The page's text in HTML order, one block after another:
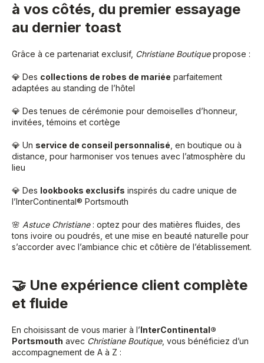
à vos côtés, du premier essayage
au dernier toast
Grâce à ce partenariat exclusif, Christiane Boutiquepropose :
💎 Des collections de robes de mariée parfaitement
adaptées au standing de l’hôtel
💎 Des tenues de cérémonie pour demoiselles d’honneur,
invitées, témoins et cortège
💎 Un service de conseil personnalisé , en boutique ou à
distance, pour harmoniser vos tenues avec l’atmosphère du
lieu
💎 Des lookbooks exclusifs inspirés du cadre unique de
l’InterContinental® Portsmouth
🌸 Astuce Christiane: optez pour des matières fluides, des
tons ivoire ou poudrés, et une mise en beauté naturelle pour
s’accorder avec l’ambiance chic et côtière de l’établissement.
🤝 Une expérience client complète
et fluide
En choisissant de vous marier à l’InterContinental®
Portsmouth avec Christiane Boutique, vous bénéficiez d’un
accompagnement de A à Z :